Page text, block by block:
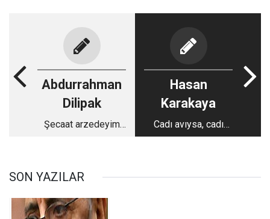
Abdurrahman
Dilipak
Şecaat arzedeyim
Hasan
Karakaya
Cadı avıysa, cadı
avı... Bu mücadele
SON YAZILAR